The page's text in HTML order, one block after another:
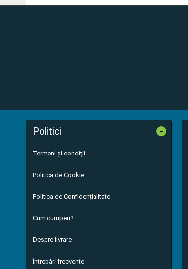
Politici -
Termeni și condiții
Politica de Cookie
Politica de Confidențialitate
Cum cumperi?
Despre livrare
Întrebări frecvente